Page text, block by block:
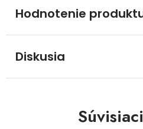
Hodnotenie
Diskusia